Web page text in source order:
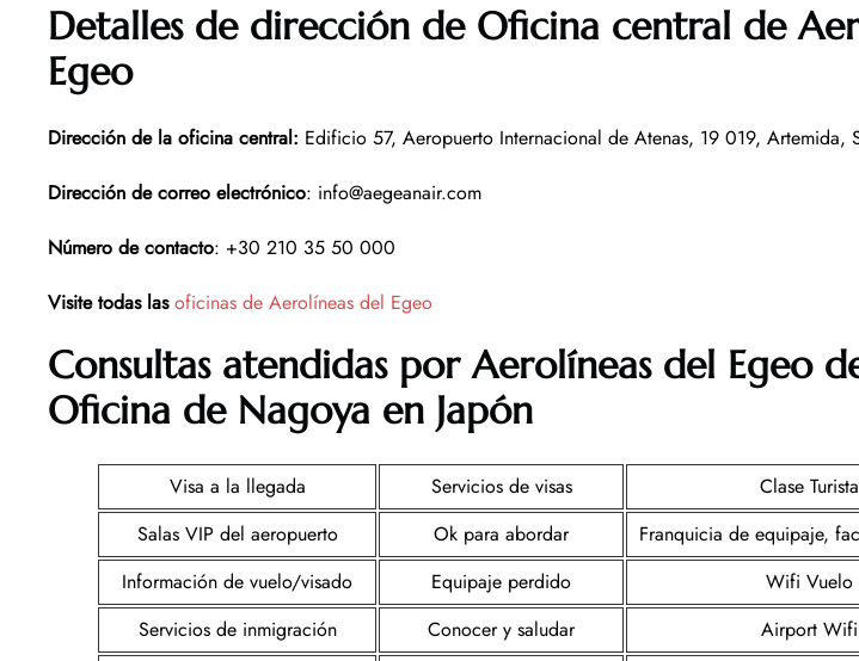
Detalles de dirección de Oficina central de
Egeo
Dirección de la oficina central: Edificio 57, Aeropuerto Internacional de Atenas, 19 019, Artemida,
Dirección de correo electrónico: info@aegeanair.com
Número de contacto: +30 210 35 50 000
Visite todas lasoficinas de Aerolíneas del Egeo
Consultas atendidas por Aerolíneas del Egeo
Oficina de Nagoya en Japón
Visa a la llegada Servicios de visas
Clase Turista
Salas VIP del aeropuerto
Ok para abordar
Franquicia de equipaje,
Información de vuelo/visado
Equipaje perdido
Wifi Vuelo
Servicios de inmigración
Conocer y saludar
Airport Wifi